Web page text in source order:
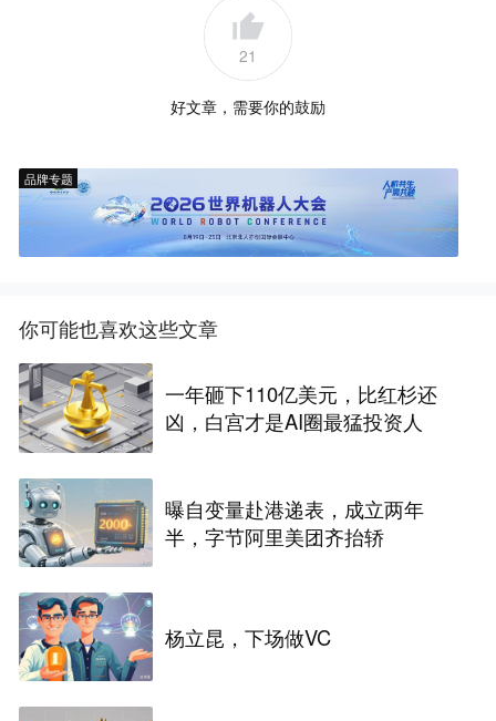
21
好文章，需要你的鼓励
品牌专题
你可能也喜欢这些文章
一年砸下110亿美元，比红杉还
凶，白宫才是AI圈最猛投资人
曝自变量赴港递表，成立两年
半，字节阿里美团齐抬轿
杨立昆，下场做VC